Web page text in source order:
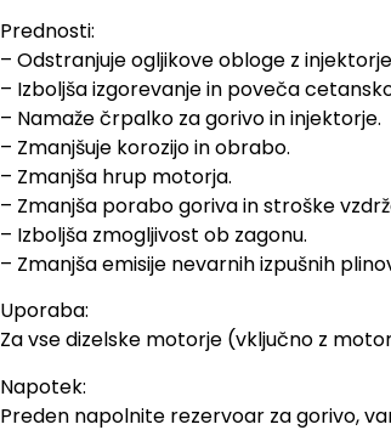
Prednosti:
– Odstranjuje ogljikove obloge z
– Izboljša izgorevanje in poveča
– Namaže črpalko za gorivo in injektorje.
– Zmanjšuje korozijo in obrabo.
– Zmanjša hrup motorja.
– Zmanjša porabo goriva in stroške
– Izboljša zmogljivost ob zagonu.
– Zmanjša emisije nevarnih izpušnih
Uporaba:
Za vse dizelske motorje (vključno z
Napotek:
Preden napolnite rezervoar za gorivo,